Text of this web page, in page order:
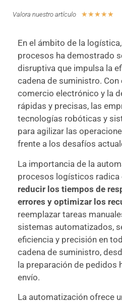
Valora nuestro artículo ☆☆☆☆☆
En el ámbito de la
procesos ha demostrado
disruptiva que impulsa la
cadena de suministro. Con
comercio electrónico y la
rápidas y precisas, las
tecnologías robóticas y
para agilizar las
frente a los desafíos
La importancia de la
procesos logísticos radica
reducir los tiempos de
errores y optimizar los
reemplazar tareas
sistemas automatizados,
eficiencia y precisión en
cadena de suministro,
la preparación de pedidos
envío.
La automatización ofrece